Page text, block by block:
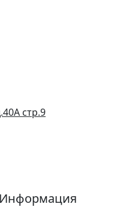
стр.9
Информация